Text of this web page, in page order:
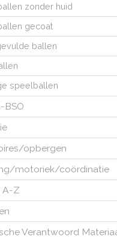
zonder huid
gecoat
ballen
speelballen
BSO
opbergen
motoriek/coördinatie
A-Z
Verantwoord